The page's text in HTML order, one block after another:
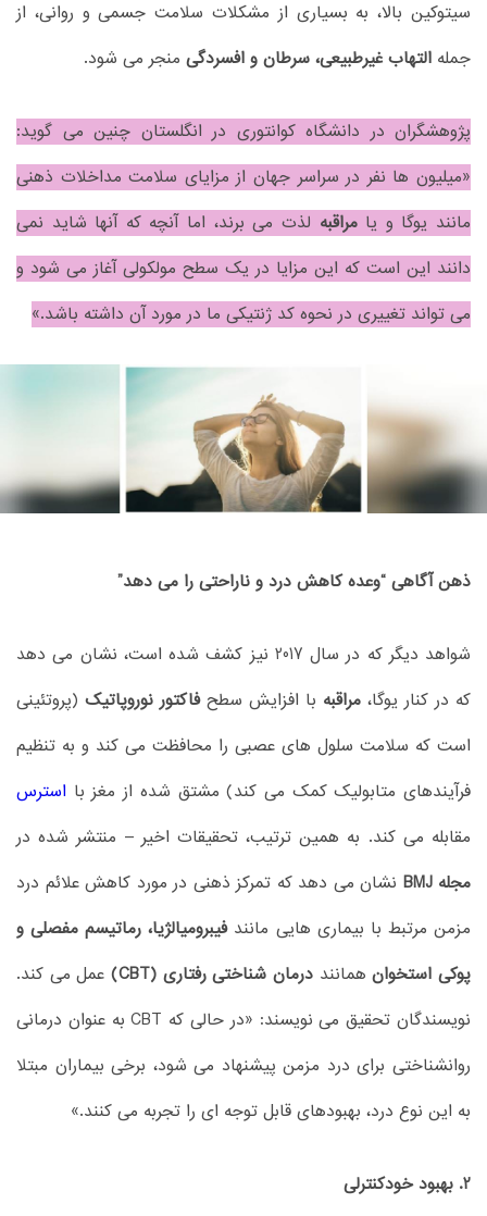
سیتوکین بالا، به بسیاری از مشکلات سلامت جسمی و روانی، از
جمله التهاب غیرطبیعی، سرطان و افسردگی منجر می شود.
پژوهشگران در دانشگاه کوانتوری در انگلستان چنین می گوید:
«میلیون ها نفر در سراسر جهان از مزایای سلامت مداخلات ذهنی
مانند یوگا و یامراقبه لذت می برند، اما آنچه که آنها شاید نمی
دانند این است که این مزایا در یک سطح مولکولی آغاز می شود و
می تواند تغییری در نحوه کد ژنتیکی ما در مورد آن داشته باشد.»
ذهن آگاهی “وعده کاهش درد و ناراحتی را می دهد”
شواهد دیگر که در سال 2017 نیز کشف شده است، نشان می دهد
که در کنار یوگا، مراقبه با افزایش سطحفاکتور نوروپاتیک (پروتئینی
است که سلامت سلول های عصبی را محافظت می کند و به تنظیم
فرآیندهای متابولیک کمک می کند) مشتق شده از مغز با استرس
مقابله می کند. به همین ترتیب، تحقیقات اخیر – منتشر شده در
مجله BMJ
نشان می دهد که تمرکز ذهنی در مورد کاهش علائم درد
مزمن مرتبط با بیماری هایی مانندفیبرومیالژیا، رماتیسم مفصلی و
پوکی استخوانهمانند درمان شناختی رفتاری (CBT)
عمل می کند.
نویسندگان تحقیق می نویسند: «در حالی که CBT به عنوان درمانی
روانشناختی برای درد مزمن پیشنهاد می شود، برخی بیماران مبتلا
به این نوع درد، بهبودهای قابل توجه ای را تجربه می کنند.»
2. بهبود خودکنترلی